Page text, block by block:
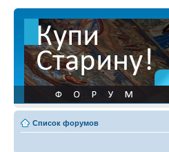
Список форумов